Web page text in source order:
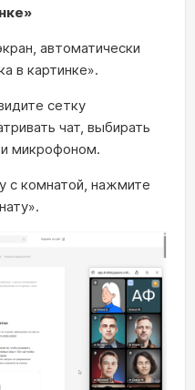
автоматически
в картинке».
сетку
чат, выбирать
микрофоном.
с комнатой, нажмите